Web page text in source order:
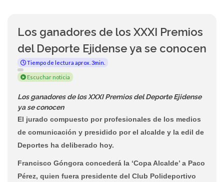
Los ganadores de los XXXI Premios
del Deporte Ejidense ya se conocen
Tiempo de lectura aprox. 3min.
Escuchar noticia
Los ganadores de los XXXI Premios del Deporte Ejidense
ya se conocen
El jurado compuesto por profesionales de los medios
de comunicación y presidido por el alcalde y la edil de
Deportes ha deliberado hoy.
Francisco Góngora concederá la ‘Copa Alcalde’ a Paco
Pérez, quien fuera presidente del Club Polideportivo